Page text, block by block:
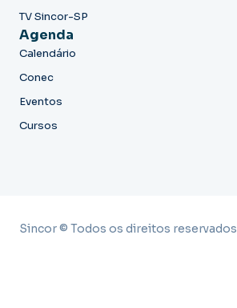
TV Sincor-SP
Agenda
Calendário
Conec
Eventos
Cursos
Sincor © Todos os direitos reservados